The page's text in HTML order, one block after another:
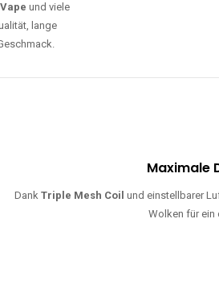
und viele
lange
Maximale
Dank Triple Mesh Coil und einstellbarer
Wolken für ein